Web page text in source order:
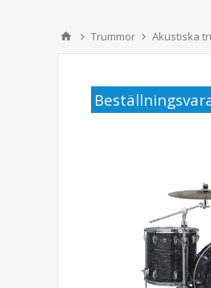
Trummor Akustiska